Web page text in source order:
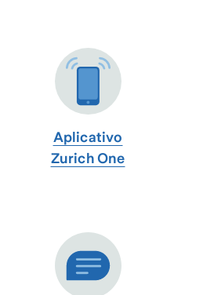
Aplicativo
Zurich One